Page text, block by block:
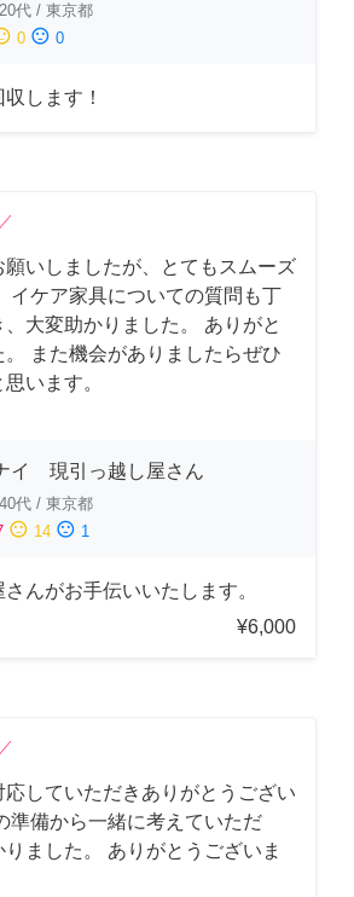
20代 / 東京都
0 sentiment_dissatisfied 0
します！
いしましたが、とてもスムーズ
イケア家具についての質問も丁
大変助かりました。 ありがと
。 また機会がありましたらぜひ
います。
イ 現引っ越し屋さん
40代 / 東京都
sentiment_neutral 14 sentiment_dissatisfied 1
んがお手伝いいたします。
¥6,000
していただきありがとうござい
準備から一緒に考えていただ
ました。 ありがとうございま